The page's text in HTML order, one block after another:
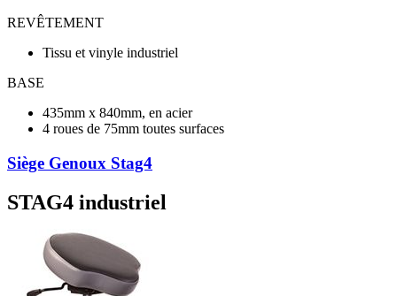
REVÊTEMENT
Tissu et vinyle industriel
BASE
435mm x 840mm, en acier
4 roues de 75mm toutes surfaces
Siège Genoux Stag4
STAG4 industriel